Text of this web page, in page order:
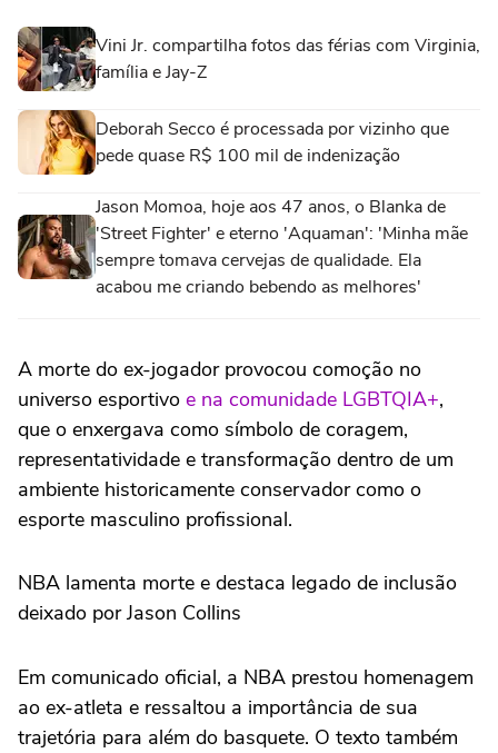
Vini Jr. compartilha fotos das férias com Virginia,
família e Jay-Z
Deborah Secco é processada por vizinho que
pede quase R$ 100 mil de indenização
Jason Momoa, hoje aos 47 anos, o Blanka de
'Street Fighter' e eterno 'Aquaman': 'Minha mãe
sempre tomava cervejas de qualidade. Ela
acabou me criando bebendo as melhores'
A morte do ex-jogador provocou comoção no
universo esportivo e na comunidade LGBTQIA+,
que o enxergava como símbolo de coragem,
representatividade e transformação dentro de um
ambiente historicamente conservador como o
esporte masculino profissional.
NBA lamenta morte e destaca legado de inclusão
deixado por Jason Collins
Em comunicado oficial, a NBA prestou homenagem
ao ex-atleta e ressaltou a importância de sua
trajetória para além do basquete. O texto também